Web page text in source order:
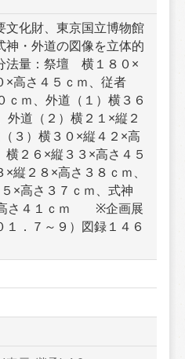
文化財、東京国立博物館
・外道の図像を立体的
法量：祭壇　横１８０×
×高さ４５ｃｍ、従者
ｃｍ、外道（１）横３６
外道（２）横２１×縦２
３）横３０×縦４２×高
２６×縦３３×高さ４５
縦２８×高さ３８ｃｍ、
×高さ３７ｃｍ、式神
さ４１ｃｍ　　※企画展
１．７～９）図録１４６